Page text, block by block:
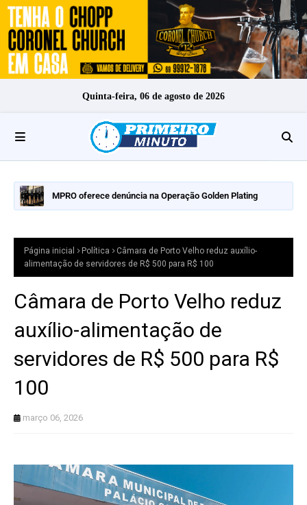
Quinta-feira, 06 de agosto de 2026
MPRO oferece denúncia na Operação Golden Plating
Página inicial Política
Câmara de Porto Velho reduz auxílio-
alimentação de servidores de R$ 500 para R$ 100
Câmara de Porto Velho reduz
auxílio-alimentação de
servidores de R$ 500 para R$
100
março 06, 2026